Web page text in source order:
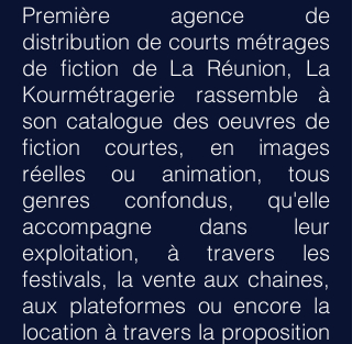
Première agence de
distribution de courts métrages
de fiction de La Réunion, La
Kourmétragerie rassemble à
son catalogue des oeuvres de
fiction courtes, en images
réelles ou animation, tous
genres confondus, qu'elle
accompagne dans leur
exploitation, à travers les
festivals, la vente aux chaines,
aux plateformes ou encore la
location à travers la proposition